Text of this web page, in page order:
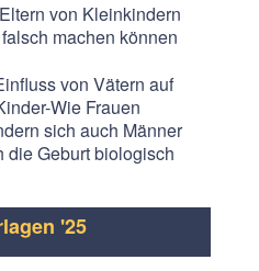
von Kleinkindern
machen können
von Vätern auf
Wie Frauen
sich auch Männer
die Geburt biologisch
'25